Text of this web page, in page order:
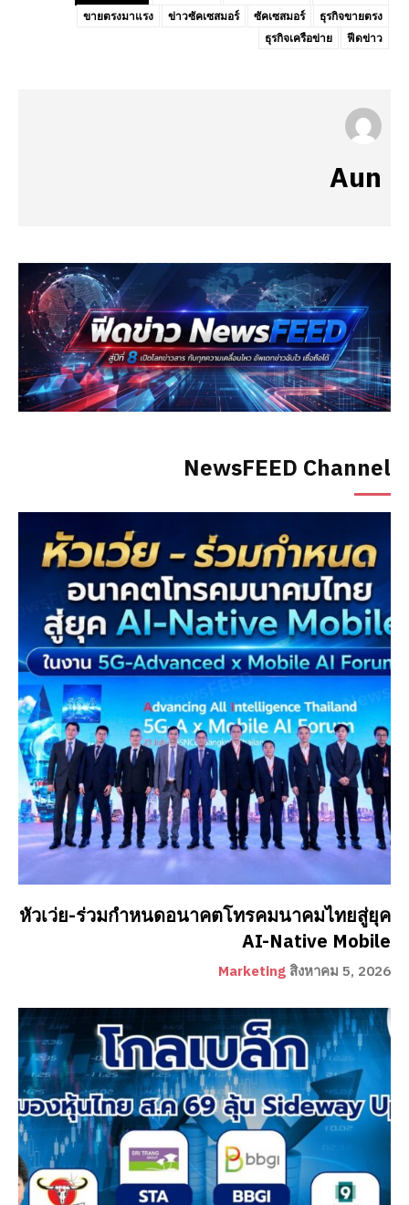
NewsFEED Channel
หัวเว่ย-ร่วมกำหนดอนาคตโทรคมนาคมไทยสู่ยุค
AI-Native Mobile
Marketing สิงหาคม 5, 2026
ขายตรงมาแรง
ข่าวซัคเซสมอร์ ซัคเซสมอร์
ธุรกิจขายตรง
ธุรกิจเครือข่าย
ฟีดข่าว
Aun